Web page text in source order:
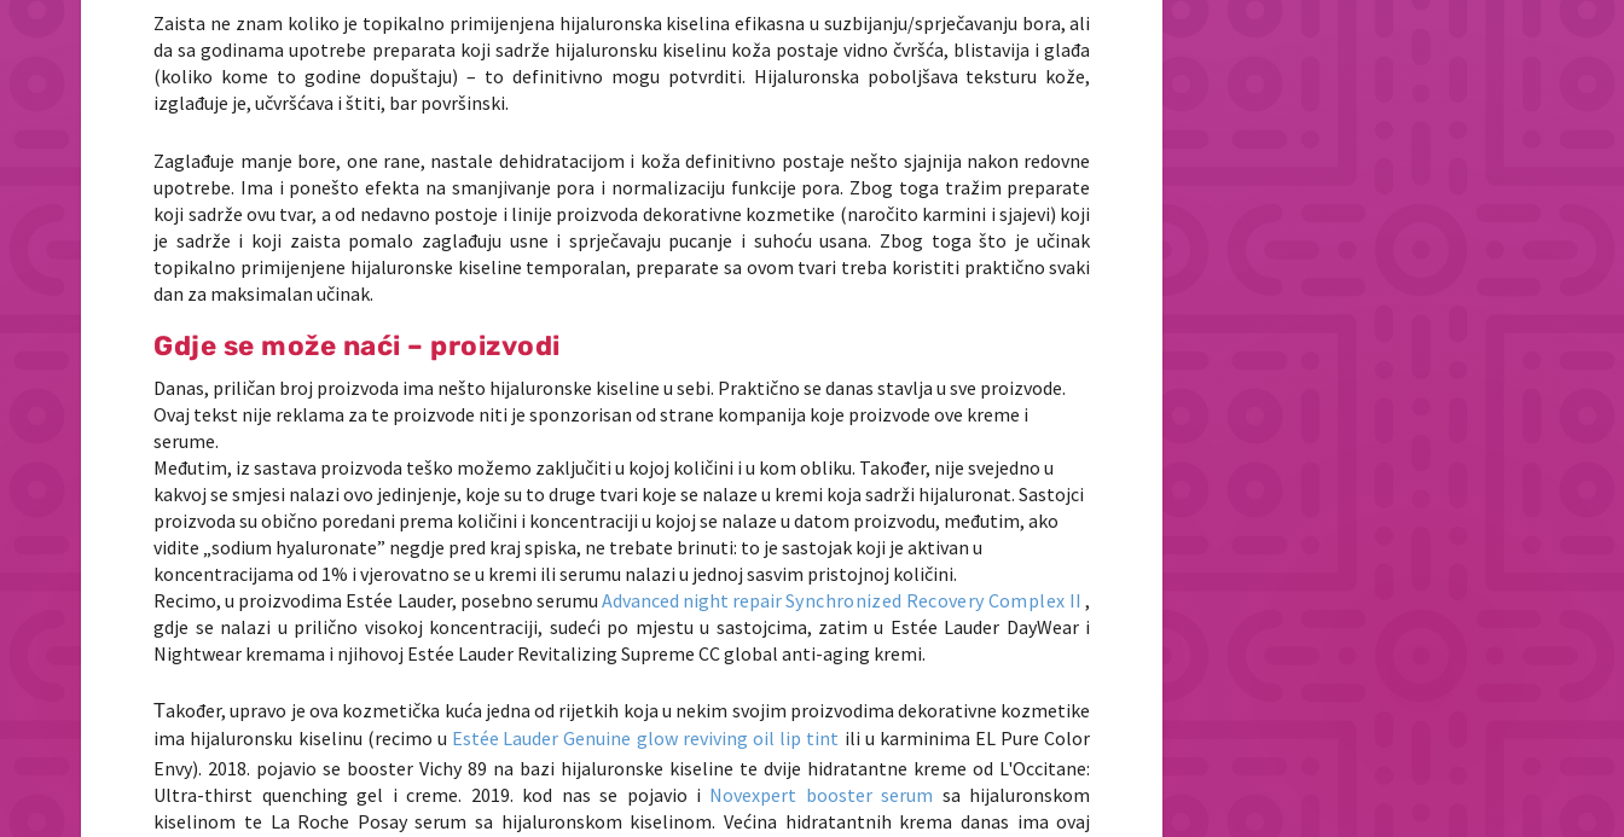
Zaista ne znam koliko je topikalno primijenjena hijaluronska kiselina efikasna u suzbijanju/sprječavanju bora, ali
da sa godinama upotrebe preparata koji sadrže hijaluronsku kiselinu koža postaje vidno čvršća, blistavija i glađa
(koliko kome to godine dopuštaju) – to definitivno mogu potvrditi. Hijaluronska poboljšava teksturu kože,
izglađuje je, učvršćava i štiti, bar površinski.
Zaglađuje manje bore, one rane, nastale dehidratacijom i koža definitivno postaje nešto sjajnija nakon redovne
upotrebe. Ima i ponešto efekta na smanjivanje pora i normalizaciju funkcije pora. Zbog toga tražim preparate
koji sadrže ovu tvar, a od nedavno postoje i linije proizvoda dekorativne kozmetike (naročito karmini i sjajevi) koji
je sadrže i koji zaista pomalo zaglađuju usne i sprječavaju pucanje i suhoću usana. Zbog toga što je učinak
topikalno primijenjene hijaluronske kiseline temporalan, preparate sa ovom tvari treba koristiti praktično svaki
dan za maksimalan učinak.
Gdje se može naći – proizvodi
Danas, priličan broj proizvoda ima nešto hijaluronske kiseline u sebi. Praktično se danas stavlja u sve proizvode.
Ovaj tekst nije reklama za te proizvode niti je sponzorisan od strane kompanija koje proizvode ove kreme i
serume.
Međutim, iz sastava proizvoda teško možemo zaključiti u kojoj količini i u kom obliku. Također, nije svejedno u
kakvoj se smjesi nalazi ovo jedinjenje, koje su to druge tvari koje se nalaze u kremi koja sadrži hijaluronat. Sastojci
proizvoda su obično poredani prema količini i koncentraciji u kojoj se nalaze u datom proizvodu, međutim, ako
vidite „sodium hyaluronate” negdje pred kraj spiska, ne trebate brinuti: to je sastojak koji je aktivan u
koncentracijama od 1% i vjerovatno se u kremi ili serumu nalazi u jednoj sasvim pristojnoj količini.
Recimo, u proizvodima Estée Lauder, posebno serumu Advanced night repairSynchronized Recovery Complex II ,
gdje se nalazi u prilično visokoj koncentraciji, sudeći po mjestu u sastojcima, zatim u Estée Lauder DayWeari
Nightwear kremama i njihovoj Estée Lauder Revitalizing Supreme CC global anti-aging kremi.
Također, upravo je ova kozmetička kuća jedna od rijetkih koja u nekim svojim proizvodima dekorativne kozmetike
ima hijaluronsku kiselinu (recimo u Estée Lauder Genuine glow reviving oil lip tint ili u karminima EL Pure Color
Envy). 2018. pojavio se booster Vichy 89 na bazi hijaluronske kiseline te dvije hidratantne kreme od L'Occitane:
Ultra-thirst quenching gel i creme. 2019. kod nas se pojavio i Novexpert booster serum sa hijaluronskom
kiselinom te La Roche Posay serum sa hijaluronskom kiselinom. Većina hidratantnih krema danas ima ovaj